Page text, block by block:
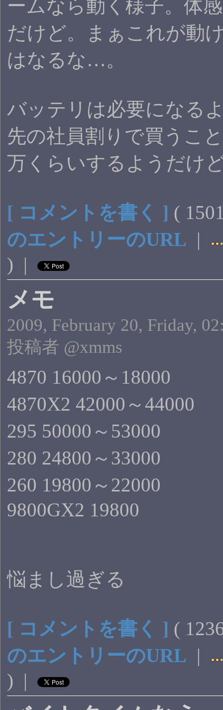
ームなら動く様子。体
だけど。まぁこれが動
はなるな…。
バッテリは必要になる
先の社員割りで買うこ
万くらいするようだけ
[ コメントを書く ] (
のエントリーのURL |
) |
メモ
2009, February 20, Friday,
投稿者 @xmms
4870 16000～18000
4870X2 42000～44000
295 50000～53000
280 24800～33000
260 19800～22000
9800GX2 19800
悩まし過ぎる
[ コメントを書く ] (
のエントリーのURL |
) |